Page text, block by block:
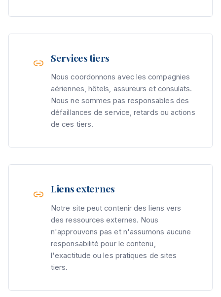
Services tiers
Nous coordonnons avec les compagnies
aériennes, hôtels, assureurs et consulats.
Nous ne sommes pas responsables des
défaillances de service, retards ou actions
de ces tiers.
Liens externes
Notre site peut contenir des liens vers
des ressources externes. Nous
n'approuvons pas et n'assumons aucune
responsabilité pour le contenu,
l'exactitude ou les pratiques de sites
tiers.